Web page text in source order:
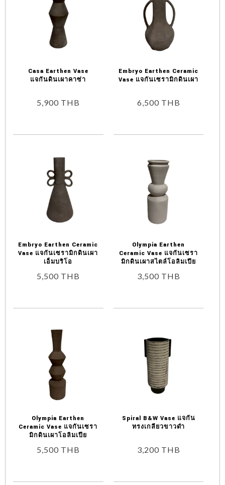
Casa Earthen Vase
แจกันดินเผาคาซ่า
5,900 THB
Embryo Earthen Ceramic
Vase แจกันเซรามิกดินเผา
6,500 THB
Embryo Earthen Ceramic
Vase แจกันเซรามิกดินเผา
เอ็มบริโอ
5,500 THB
Olympia Earthen
Ceramic Vase แจกันเซรา
มิกดินเผาสไตล์โอลิมเปีย
3,500 THB
Olympia Earthen
Ceramic Vase แจกันเซรา
มิกดินเผาโอลิมเปีย
5,500 THB
Spiral B&W Vase แจกัน
ทรงเกลียวขาวดำ
3,200 THB